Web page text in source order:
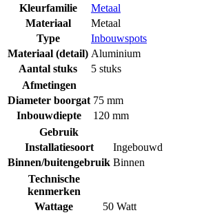
Kleurfamilie
Metaal
Materiaal
Metaal
Type
Inbouwspots
Materiaal (detail) Aluminium
Aantal stuks
5 stuks
Afmetingen
Diameter boorgat 75 mm
Inbouwdiepte
120 mm
Gebruik
Installatiesoort
Ingebouwd
Binnen/buitengebruik Binnen
Technische
kenmerken
Wattage
50 Watt